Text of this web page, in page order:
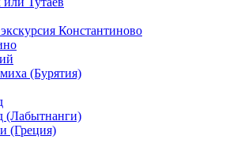
Константиново
(Бурятия)
(Лабытнанги)
(Греция)